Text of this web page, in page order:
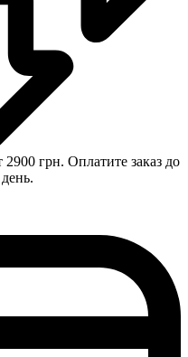
2900 грн. Оплатите заказ до